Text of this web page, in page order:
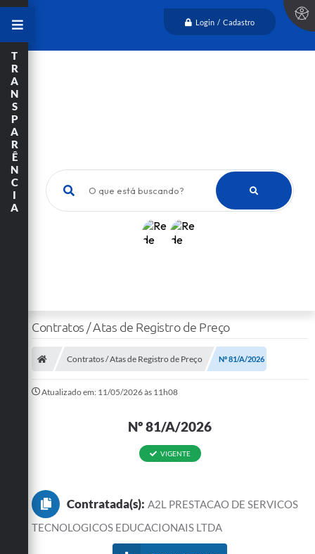
Login / Cadastro
O que está buscando?
T
R
A
N
S
P
A
R
Ê
N
C
I
A
Contratos / Atas de Registro de Preço
Contratos / Atas de Registro de Preço Nº 81/A/2026
Atualizado em: 11/05/2026 às 11h08
Nº 81/A/2026
VIGENTE
Contratada(s): A2L PRESTACAO DE SERVICOS
TECNOLOGICOS EDUCACIONAIS LTDA